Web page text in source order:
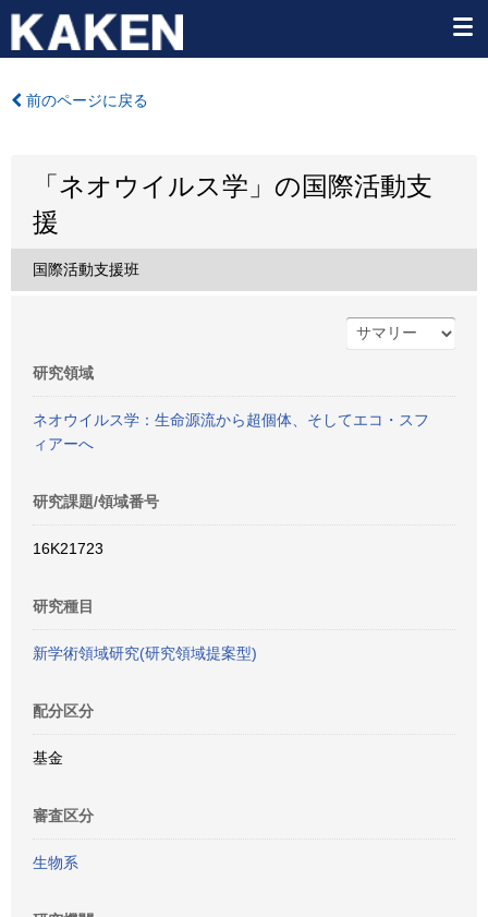
前のページに戻る
「ネオウイルス学」の国際活動支
援
国際活動支援班
研究領域
ネオウイルス学：生命源流から超個体、そしてエコ・スフ
ィアーへ
研究課題/領域番号
16K21723
研究種目
新学術領域研究(研究領域提案型)
配分区分
基金
審査区分
生物系